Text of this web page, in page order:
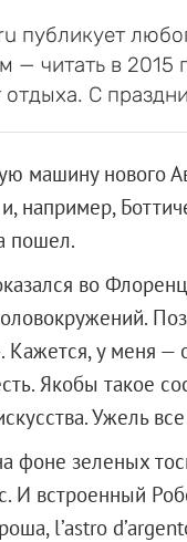
публикует
— читать в 2015
С
машину нового
например,
пошел.
во
у меня —
Якобы такое
Ужель
фоне зеленых
И встроенный
l’astro